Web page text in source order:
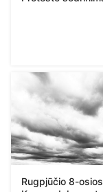
Rugpjūčio 8-